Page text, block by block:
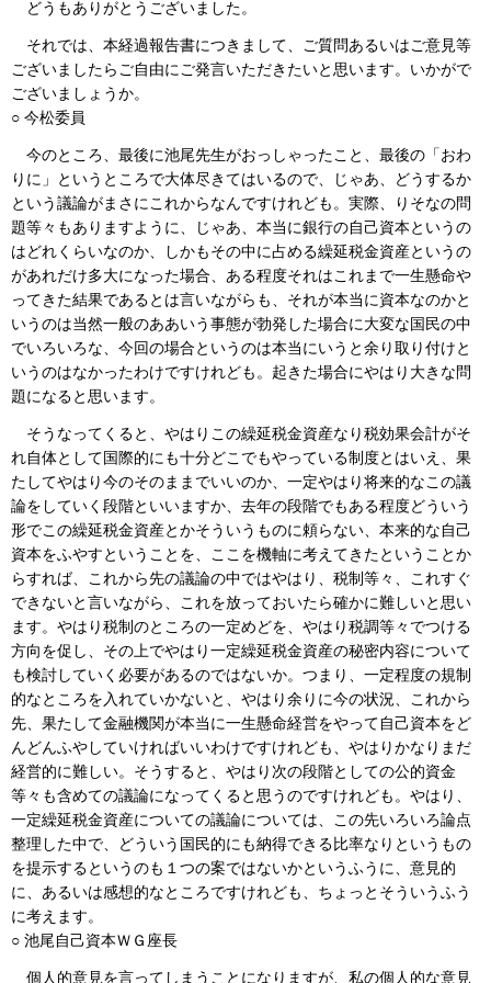
どうもありがとうございました。
それでは、本経過報告書につきまして、ご質問あるいはご意見等
ございましたらご自由にご発言いただきたいと思います。いかがで
ございましょうか。
○ 今松委員
今のところ、最後に池尾先生がおっしゃったこと、最後の「おわ
りに」というところで大体尽きてはいるので、じゃあ、どうするか
という議論がまさにこれからなんですけれども。実際、りそなの問
題等々もありますように、じゃあ、本当に銀行の自己資本というの
はどれくらいなのか、しかもその中に占める繰延税金資産というの
があれだけ多大になった場合、ある程度それはこれまで一生懸命や
ってきた結果であるとは言いながらも、それが本当に資本なのかと
いうのは当然一般のああいう事態が勃発した場合に大変な国民の中
でいろいろな、今回の場合というのは本当にいうと余り取り付けと
いうのはなかったわけですけれども。起きた場合にやはり大きな問
題になると思います。
そうなってくると、やはりこの繰延税金資産なり税効果会計がそ
れ自体として国際的にも十分どこでもやっている制度とはいえ、果
たしてやはり今のそのままでいいのか、一定やはり将来的なこの議
論をしていく段階といいますか、去年の段階でもある程度どういう
形でこの繰延税金資産とかそういうものに頼らない、本来的な自己
資本をふやすということを、ここを機軸に考えてきたということか
らすれば、これから先の議論の中ではやはり、税制等々、これすぐ
できないと言いながら、これを放っておいたら確かに難しいと思い
ます。やはり税制のところの一定めどを、やはり税調等々でつける
方向を促し、その上でやはり一定繰延税金資産の秘密内容について
も検討していく必要があるのではないか。つまり、一定程度の規制
的なところを入れていかないと、やはり余りに今の状況、これから
先、果たして金融機関が本当に一生懸命経営をやって自己資本をど
んどんふやしていければいいわけですけれども、やはりかなりまだ
経営的に難しい。そうすると、やはり次の段階としての公的資金
等々も含めての議論になってくると思うのですけれども。やはり、
一定繰延税金資産についての議論については、この先いろいろ論点
整理した中で、どういう国民的にも納得できる比率なりというもの
を提示するというのも１つの案ではないかというふうに、意見的
に、あるいは感想的なところですけれども、ちょっとそういうふう
に考えます。
○ 池尾自己資本ＷＧ座長
個人的意見を言ってしまうことになりますが、私の個人的な意見